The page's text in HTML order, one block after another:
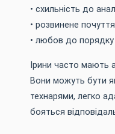
• схильність до
• розвинене
• любов до порядку
Ірини часто мають
Вони можуть бути як
технарями, легко
бояться